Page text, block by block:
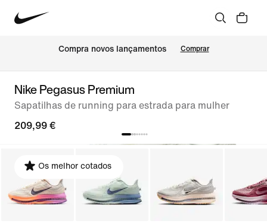
Compra novos lançamentos Comprar
Nike Pegasus Premium
Sapatilhas de running para estrada para mulher
209,99 €
Os melhor cotados